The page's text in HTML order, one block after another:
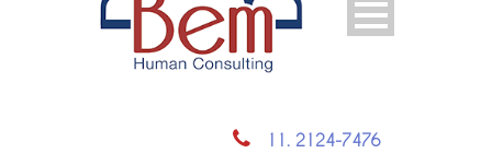
11. 2124-7476